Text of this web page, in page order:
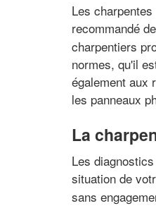
Les
recommandé
charpentiers
normes, qu'il
également aux
les panneaux
La
Les
situation de
sans